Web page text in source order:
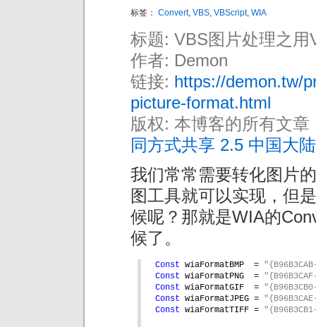
标签： Convert, VBS, VBScript, WIA
标题: VBS图片处理之用
作者: Demon
链接: https://demon.tw/
picture-format.html
版权: 本博客的所有文章
同方式共享 2.5 中国大陆
我们常常需要转化图片
图工具就可以实现，但
候呢？那就是WIA的
候了。
Const wiaFormatBMP  =
Const wiaFormatPNG  =
Const wiaFormatGIF  =
Const wiaFormatJPEG =
Const wiaFormatTIFF =